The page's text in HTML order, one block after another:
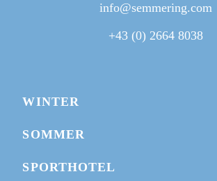
WINTER
SOMMER
SPORTHOTEL
info@semmering.com
+43 (0) 2664 8038